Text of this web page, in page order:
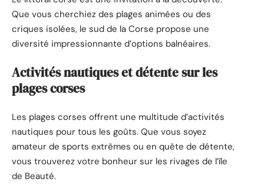
Que vous cherchiez des plages animées ou des
criques isolées, le sud de la Corse propose une
diversité impressionnante d’options balnéaires.
Activités nautiques et détente sur les
plages corses
Les plages corses offrent une multitude d’activités
nautiques pour tous les goûts. Que vous soyez
amateur de sports extrêmes ou en quête de détente,
vous trouverez votre bonheur sur les rivages de l’île
de Beauté.